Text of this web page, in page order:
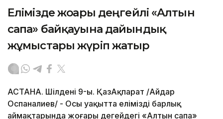
Елімізде жоғары деңгейлі «Алтын
сапа» байқауына дайындық
жұмыстары жүріп жатыр
АСТАНА. Шілденің 9-ы. ҚазАқпарат /Айдар
Оспаналиев/ - Осы уақытта еліміздің барлық
аймақтарында жоғары деңгейдегі «Алтын сапа»